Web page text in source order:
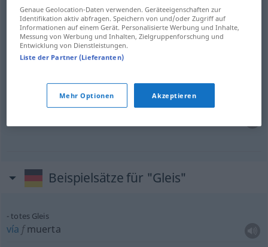
Beispiele
jemanden aus dem Gleiswerfen
sich in ausgefahrenen Gleisen
bewegen
Beispielsätze für "Gleis"
totes Gleis
vía fmuerta
Genaue Geolocation-Daten verwenden. Geräteeigenschaften zur
Identifikation aktiv abfragen. Speichern von und/oder Zugriff auf
Informationen auf einem Gerät. Personalisierte Werbung und Inhalte,
Messung von Werbung und Inhalten, Zielgruppenforschung und
Entwicklung von Dienstleistungen.
Liste der Partner (Lieferanten)
Mehr Optionen Akzeptieren